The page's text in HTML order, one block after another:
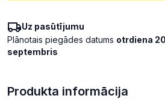
Uz pasūtījumu
Plānotais piegādes datums otrdiena
septembris
Produkta informācija